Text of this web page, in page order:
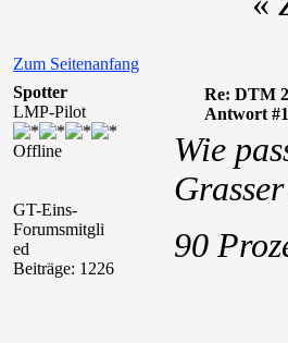
Zum Seitenanfang
Spotter
LMP-Pilot
Offline
GT-Eins-
Forumsmitgli
ed
Beiträge: 1226
Re: DTM
Antwort
Wie
90